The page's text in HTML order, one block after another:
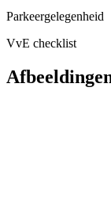
Parkeergelegenheid
VvE checklist